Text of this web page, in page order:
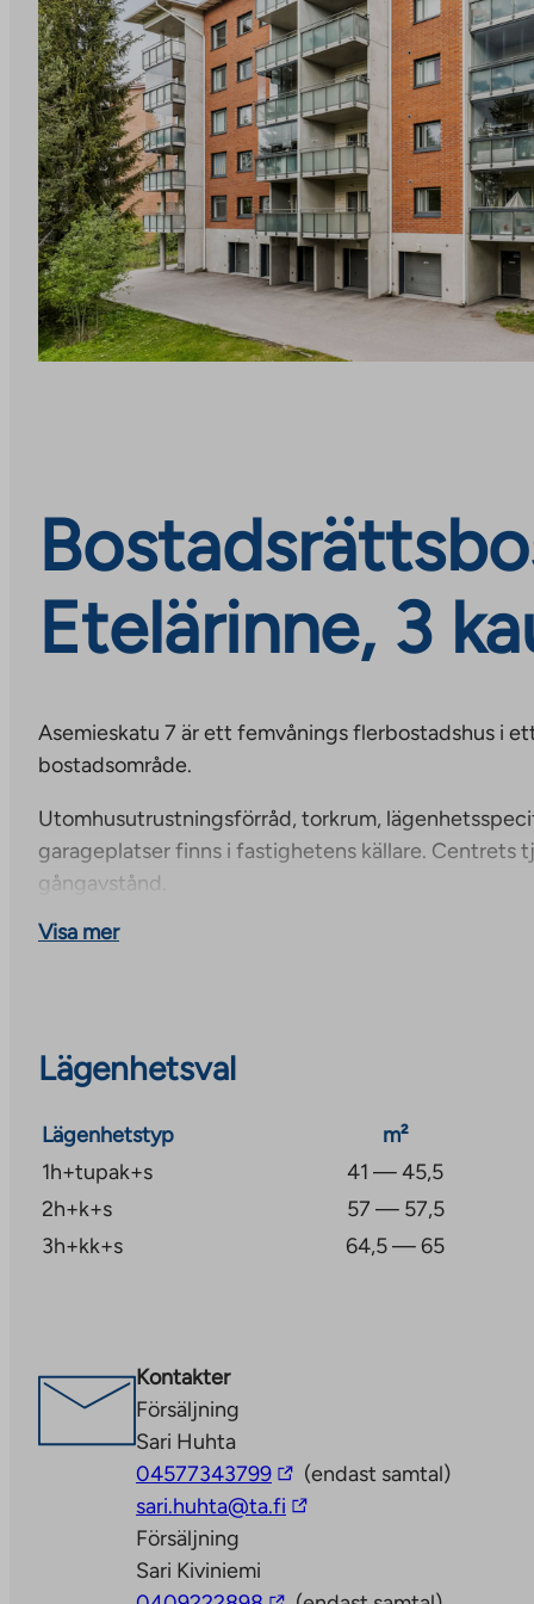
Etelärinne, 3
Asemieskatu 7 är ett femvånings flerbostadshus i
bostadsområde.
Utomhusutrustningsförråd, torkrum,
garageplatser finns i fastighetens källare. Centrets
gångavstånd.
Visa mer
Lägenhetsval
Lägenhetstyp m²
1h+tupak+s
41 — 45,5
2h+k+s
57 — 57,5
3h+kk+s
64,5 — 65
Kontakter
Försäljning
Sari Huhta
04577343799The
link
(endast samtal)
sari.huhta@ta.fi The
Försäljning
Sari Kiviniemi